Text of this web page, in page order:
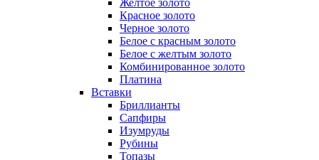
Желтое золото
Красное золото
Черное золото
Белое с красным золото
Белое с желтым золото
Комбинированное золото
Платина
Вставки
Бриллианты
Сапфиры
Изумруды
Рубины
Топазы